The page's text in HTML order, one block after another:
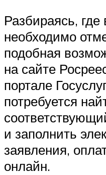
Разбираясь, где
необходимо
подобная
на сайте
портале
потребуется
и заполнить
заявления,
онлайн.